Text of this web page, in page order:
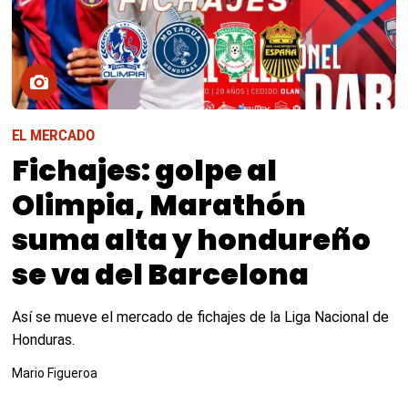
EL MERCADO
Fichajes: golpe al
Olimpia, Marathón
suma alta y hondureño
se va del Barcelona
Así se mueve el mercado de fichajes de la Liga Nacional de
Honduras.
Mario Figueroa